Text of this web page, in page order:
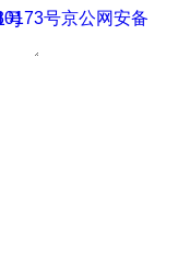
号
号